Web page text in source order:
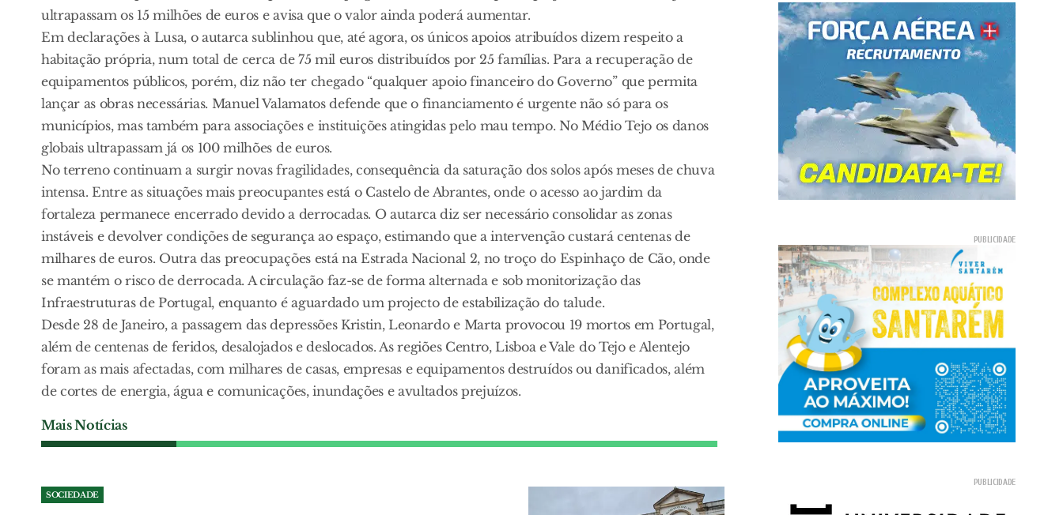
ultrapassam os 15 milhões de euros e avisa que o valor ainda poderá aumentar.
Em declarações à Lusa, o autarca sublinhou que, até agora, os únicos apoios atribuídos dizem respeito a
habitação própria, num total de cerca de 75 mil euros distribuídos por 25 famílias. Para a recuperação de
equipamentos públicos, porém, diz não ter chegado “qualquer apoio financeiro do Governo” que permita
lançar as obras necessárias. Manuel Valamatos defende que o financiamento é urgente não só para os
municípios, mas também para associações e instituições atingidas pelo mau tempo. No Médio Tejo os danos
globais ultrapassam já os 100 milhões de euros.
No terreno continuam a surgir novas fragilidades, consequência da saturação dos solos após meses de chuva
intensa. Entre as situações mais preocupantes está o Castelo de Abrantes, onde o acesso ao jardim da
fortaleza permanece encerrado devido a derrocadas. O autarca diz ser necessário consolidar as zonas
instáveis e devolver condições de segurança ao espaço, estimando que a intervenção custará centenas de
milhares de euros. Outra das preocupações está na Estrada Nacional 2, no troço do Espinhaço de Cão, onde
se mantém o risco de derrocada. A circulação faz-se de forma alternada e sob monitorização das
Infraestruturas de Portugal, enquanto é aguardado um projecto de estabilização do talude.
Desde 28 de Janeiro, a passagem das depressões Kristin, Leonardo e Marta provocou 19 mortos em Portugal,
além de centenas de feridos, desalojados e deslocados. As regiões Centro, Lisboa e Vale do Tejo e Alentejo
foram as mais afectadas, com milhares de casas, empresas e equipamentos destruídos ou danificados, além
de cortes de energia, água e comunicações, inundações e avultados prejuízos.
Mais Notícias
SOCIEDADE